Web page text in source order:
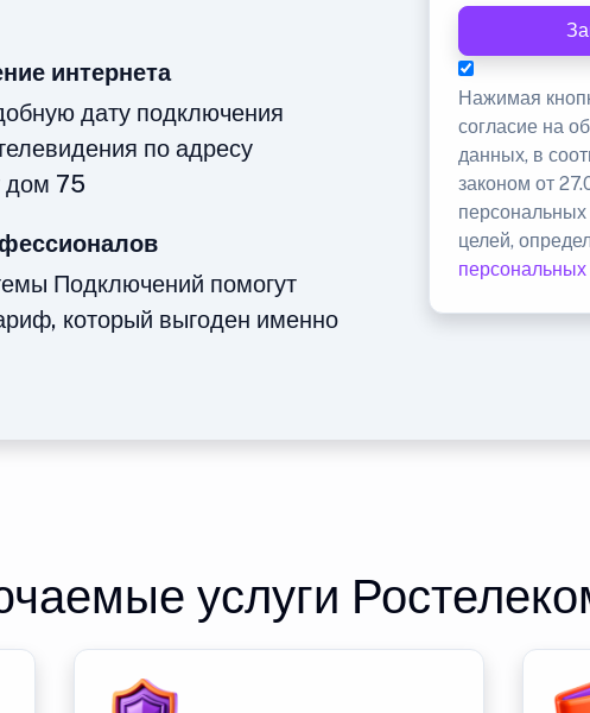
интернета
дату подключения
по адресу
дом 75
Подключений помогут
который выгоден именно
Нажимая
согласие на
данных, в
законом от
целей,
услуги